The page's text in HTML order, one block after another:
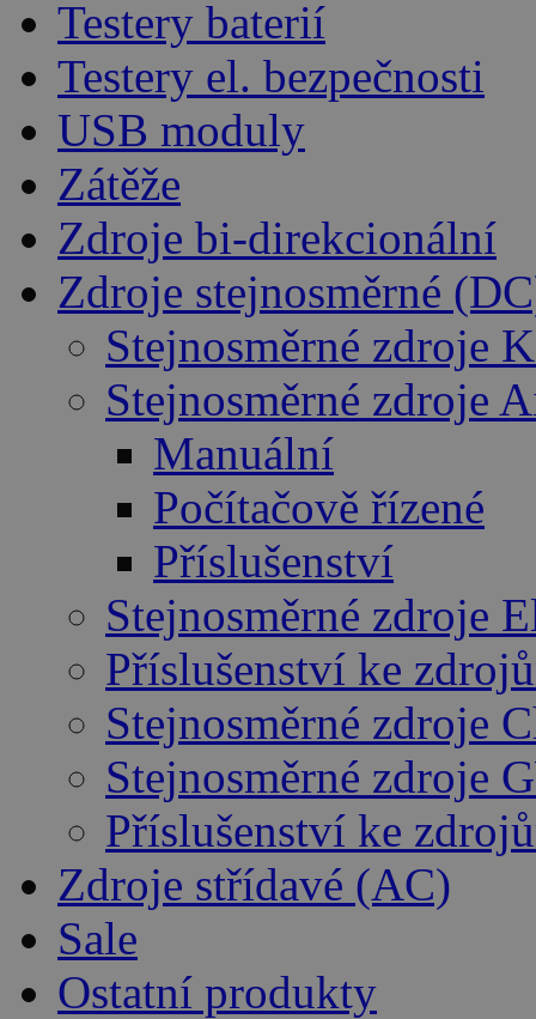
Testery baterií
Testery el. bezpečnosti
USB moduly
Zátěže
Zdroje bi-direkcionální
Zdroje stejnosměrné
Stejnosměrné zdroje
Stejnosměrné zdroje
Manuální
Počítačově řízené
Příslušenství
Stejnosměrné zdroje
Příslušenství ke
Stejnosměrné zdroje
Stejnosměrné zdroje
Příslušenství ke
Zdroje střídavé (AC)
Sale
Ostatní produkty